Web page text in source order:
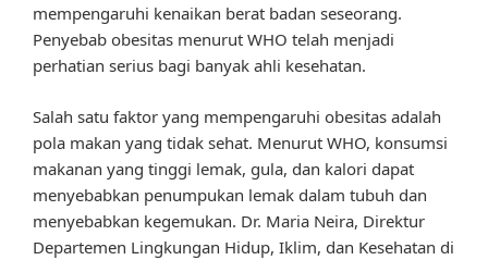
mempengaruhi kenaikan berat badan seseorang.
Penyebab obesitas menurut WHO telah menjadi
perhatian serius bagi banyak ahli kesehatan.
Salah satu faktor yang mempengaruhi obesitas adalah
pola makan yang tidak sehat. Menurut WHO, konsumsi
makanan yang tinggi lemak, gula, dan kalori dapat
menyebabkan penumpukan lemak dalam tubuh dan
menyebabkan kegemukan. Dr. Maria Neira, Direktur
Departemen Lingkungan Hidup, Iklim, dan Kesehatan di